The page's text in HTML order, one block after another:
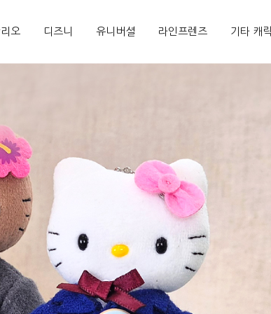
오 디즈니 유니버셜 라인프렌즈 기타 캐